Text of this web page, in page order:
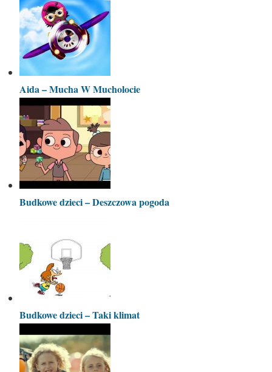
Aida – Mucha W Mucholocie
Budkowe dzieci – Deszczowa pogoda
Budkowe dzieci – Taki klimat